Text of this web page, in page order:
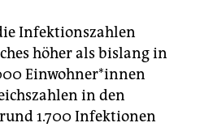
Infektionszahlen
höher als bislang in
Ein­woh­ner*innen
in den
1.700 Infektionen